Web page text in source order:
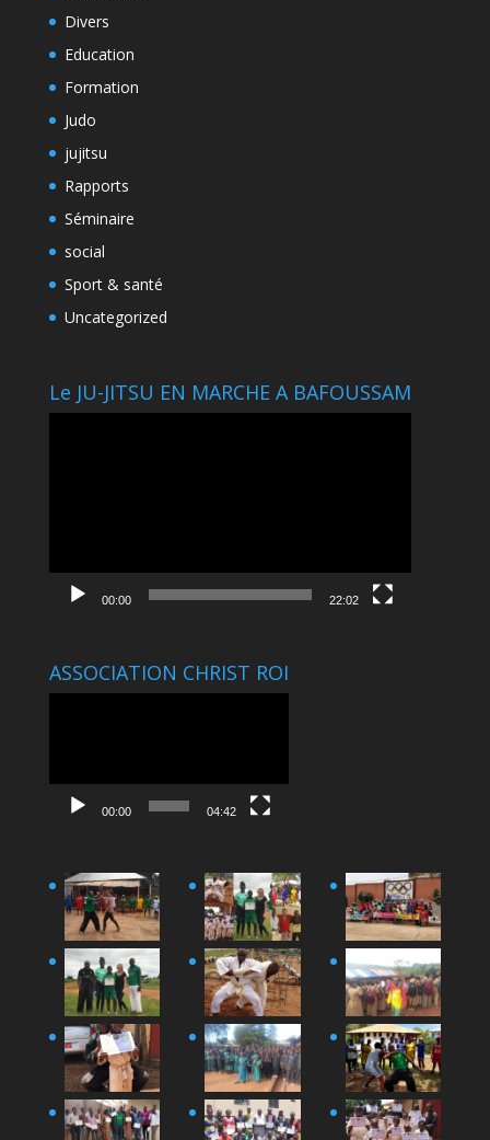
Divers
Education
Formation
Judo
jujitsu
Rapports
Séminaire
social
Sport & santé
Uncategorized
Le JU-JITSU EN MARCHE A BAFOUSSAM
00:00 22:02
ASSOCIATION CHRIST ROI
00:00 04:42